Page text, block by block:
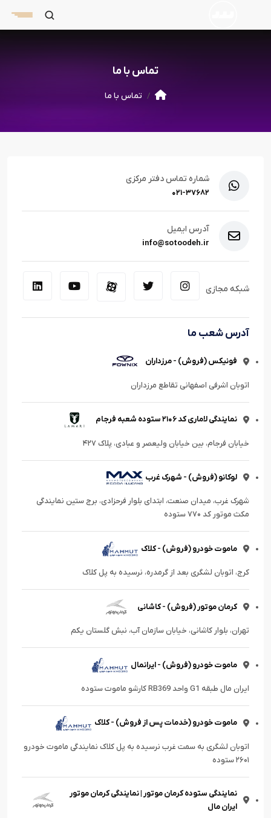
تماس با ما
تماس با ما
شماره تماس دفتر مرکزی
۰۲۱-۳۷۶۸۲
آدرس ایمیل
info@sotoodeh.ir
شبکه مجازی
آدرس شعب ما
فونیکس (فروش) - مرزداران
اتوبان اشرفی اصفهانی تقاطع مرزداران
نمایندگی لاماری کد ۲۱۰۶ ستوده شعبه فرجام
خیابان فرجام، بین خیابان ولیعصر و عبادی، پلاک ۴۲۷
لوکانو (فروش) - شهرک غرب
شهرک غرب، میدان صنعت، ابتدای بلوار فرحزادی، برج ستین نمایندگی
مکث موتور کد ۷۷۰ ستوده
ماموت خودرو (فروش) - کلاک
کرج، اتوبان لشگری بعد از گرمدره، نرسیده به پل کلاک
کرمان موتور (فروش) - کاشانی
تهران، بلوار کاشانی، خیابان سازمان آب، نبش گلستان یکم
ماموت خودرو (فروش) - ایرانمال
ایران مال طبقه G1 واحد RB369 کارشو ماموت ستوده
ماموت خودرو (خدمات پس از فروش) - کلاک
اتوبان لشگری به سمت غرب نرسیده به پل کلاک نمایندگی ماموت خودرو
۲۶۰۱ ستوده
نمایندگی ستوده کرمان موتور | نمایندگی کرمان موتور
ایران مال